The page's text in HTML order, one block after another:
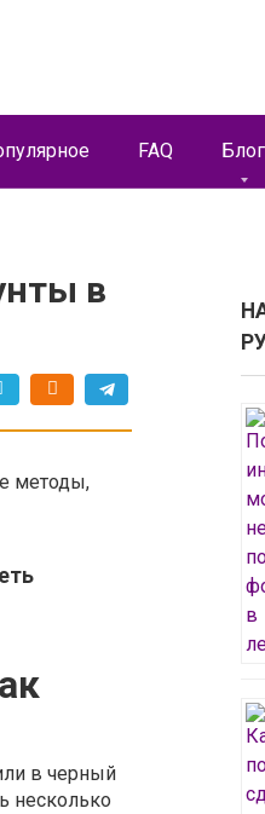
FAQ Блог
в
методы,
в черный
несколько